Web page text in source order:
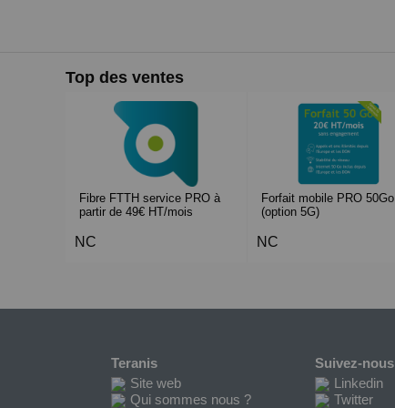
Top des ventes
Fibre FTTH service PRO à
partir de 49€ HT/mois
NC
Forfait mobile PRO 50Go
(option 5G)
NC
Teranis
Site web
Qui sommes nous ?
Suivez-nous
Linkedin
Twitter